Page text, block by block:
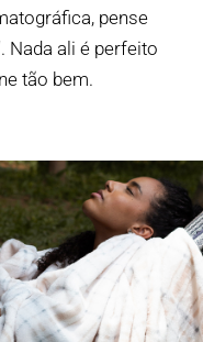
pense
. Nada ali é perfeito
tão bem.